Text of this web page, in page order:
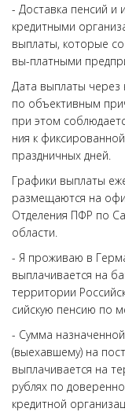
- Доставка пенсий и
кредитными
выплаты, которые
вы-платными
Дата выплаты через
по объективным
при этом
ния к
праздничных дней.
Графики выплаты
размещаются на
Отделения ПФР по
области.
- Я проживаю в
выплачивается на
территории
сийскую пенсию по
- Сумма
(выехавшему) на
выплачивается на
рублях по
кредитной